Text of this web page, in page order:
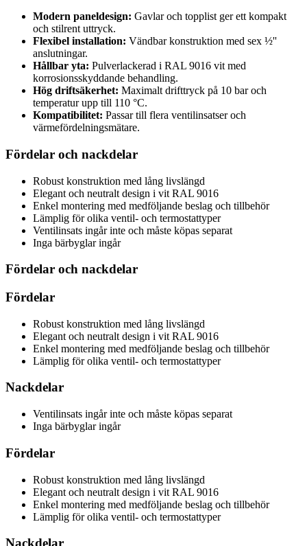
Modern paneldesign: Gavlar och topplist ger ett kompakt
och stilrent uttryck.
Flexibel installation: Vändbar konstruktion med sex ½''
anslutningar.
Hållbar yta: Pulverlackerad i RAL 9016 vit med
korrosionsskyddande behandling.
Hög driftsäkerhet: Maximalt drifttryck på 10 bar och
temperatur upp till 110 °C.
Kompatibilitet: Passar till flera ventilinsatser och
värmefördelningsmätare.
Fördelar och nackdelar
Robust konstruktion med lång livslängd
Elegant och neutralt design i vit RAL 9016
Enkel montering med medföljande beslag och tillbehör
Lämplig för olika ventil- och termostattyper
Ventilinsats ingår inte och måste köpas separat
Inga bärbyglar ingår
Fördelar och nackdelar
Fördelar
Robust konstruktion med lång livslängd
Elegant och neutralt design i vit RAL 9016
Enkel montering med medföljande beslag och tillbehör
Lämplig för olika ventil- och termostattyper
Nackdelar
Ventilinsats ingår inte och måste köpas separat
Inga bärbyglar ingår
Fördelar
Robust konstruktion med lång livslängd
Elegant och neutralt design i vit RAL 9016
Enkel montering med medföljande beslag och tillbehör
Lämplig för olika ventil- och termostattyper